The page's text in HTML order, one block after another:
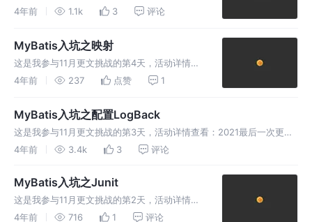
看：2021最后一次更文挑战 MyBatis动态SQL
件查询，在我们之前的学习过程，我们是通过恒
等式的SQL语句
4年前 1.1k 3 评论
MyBatis入坑之映射
这是我参与11月更文挑战的第4天，活动详情查
看：2021最后一次更文挑战 MyBatis 可以通过
口和 Java POJO（Plain Old Java
4年前 237 点赞 1
MyBatis入坑之配置LogBack
这是我参与11月更文挑战的第3天，活动详情查看：2021最后一次更文
挑战 MyBatis配置LogBack MyBatis官方示例是配置Log4j或者使用控
4年前 3.4k 3 评论
MyBatis入坑之Junit
这是我参与11月更文挑战的第2天，活动详情查
看：2021最后一次更文挑战 上一篇中的环境搭
4年前 716 1 评论